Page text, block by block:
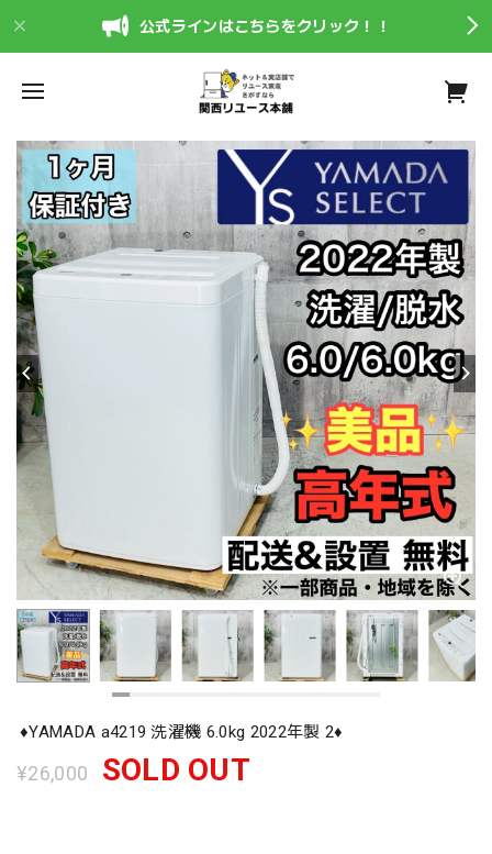
公式ラインはこちらをクリック！！
♦️YAMADA a4219 洗濯機 6.0kg 2022年製 2♦️
¥26,000 SOLD OUT